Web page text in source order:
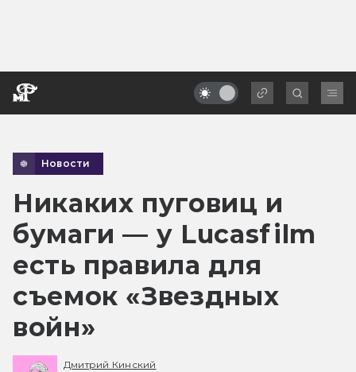
Новости
Никаких пуговиц и
бумаги — у Lucasfilm
есть правила для
съемок «Звездных
войн»
Дмитрий Кинский